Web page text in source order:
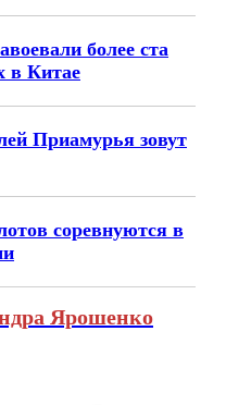
более ста
в Китае
Приамурья зовут
соревнуются в
Ярошенко